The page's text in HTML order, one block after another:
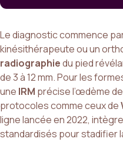
Le diagnostic commence
kinésithérapeute ou un
radiographiedu pied
de 3 à 12 mm. Pour les
une IRM précise l’œdème de
protocoles comme ceux de
ligne lancée en 2022,
standardisés pour stadifier